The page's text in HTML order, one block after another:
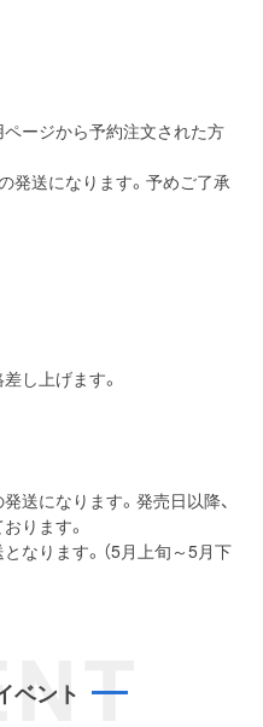
ージから予約注文された方
発送になります。予めご了承
し上げます。
送になります。発売日以降、
ります。
なります。（5月上旬～5月下
ベント